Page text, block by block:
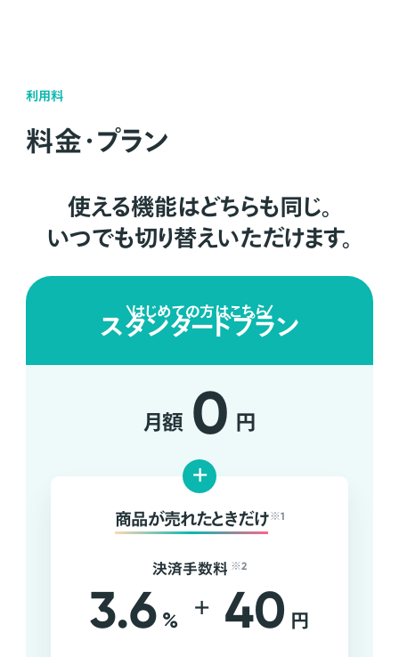
利用料
料金・プラン
使える機能はどちらも同じ。
いつでも切り替えいただけます。
はじめての方はこちら
スタンダードプラン
月額 0 円
+
商品が売れたときだけ ※1
決済手数料 ※2
3.6 % + 40 円